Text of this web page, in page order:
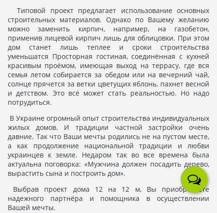
Типовой проект предлагает использование основных
строительных материалов. Однако по Вашему желанию
можно заменить кирпич, например, на газобетон,
применив лицевой кирпич лишь для облицовки. При этом
дом станет лишь теплее и сроки строительства
уменьшатся Просторная гостиная, соединённая с кухней
красивым проёмом, имеющая выход на террасу, где вся
семья летом собирается за обедом или на вечерний чай,
солнце прячется за ветки цветущих яблонь, пахнет весной
и детством. Это всё может стать реальностью. Но надо
потрудиться.
В Украине огромный опыт строительства индивидуальных
жилых домов. И традиции частной застройки очень
давние. Так что Ваши мечты родились не на пустом месте,
а как продолжение национальной традиции и любви
украинцев к земле. Недаром так во все времена была
актуальна поговорка: «Мужчина должен посадить дерево,
вырастить сына и построить дом».
Выбрав проект дома 12 на 12 м, Вы приобретаете
надежного партнёра и помощника в осуществлении
Вашей мечты.